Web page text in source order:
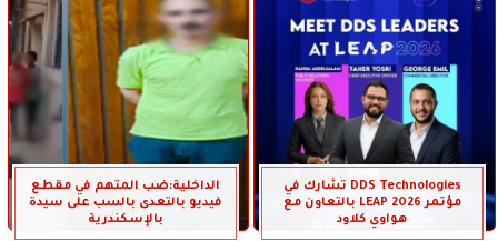
DDS Technologies تشارك في
مؤتمر LEAP 2026 بالتعاون مع
هواوي كلاود
الداخلية:ضب المتهم في مقطع
فيديو بالتعدى بالسب على سيدة
بالإسكندرية